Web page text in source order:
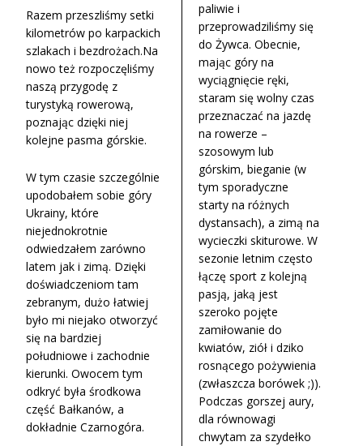
Razem przeszliśmy setki
kilometrów po karpackich
szlakach i bezdrożach.Na
nowo też rozpoczęliśmy
naszą przygodę z
turystyką rowerową,
poznając dzięki niej
kolejne pasma górskie.
W tym czasie szczególnie
upodobałem sobie góry
Ukrainy, które
niejednokrotnie
odwiedzałem zarówno
latem jak i zimą. Dzięki
doświadczeniom tam
zebranym, dużo łatwiej
było mi niejako otworzyć
się na bardziej
południowe i zachodnie
kierunki. Owocem tym
odkryć była środkowa
część Bałkanów, a
dokładnie Czarnogóra.
paliwie i
przeprowadziliśmy się
do Żywca. Obecnie,
mając góry na
wyciągnięcie ręki,
staram się wolny czas
przeznaczać na jazdę
na rowerze –
szosowym lub
górskim, bieganie (w
tym sporadyczne
starty na różnych
dystansach), a zimą na
wycieczki skiturowe. W
sezonie letnim często
łączę sport z kolejną
pasją, jaką jest
szeroko pojęte
zamiłowanie do
kwiatów, ziół i dziko
rosnącego pożywienia
(zwłaszcza borówek ;)).
Podczas gorszej aury,
dla równowagi
chwytam za szydełko